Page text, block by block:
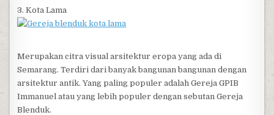
3. Kota Lama
Merupakan citra visual arsitektur eropa yang ada di
Semarang. Terdiri dari banyak bangunan bangunan dengan
arsitektur antik. Yang paling populer adalah Gereja GPIB
Immanuel atau yang lebih populer dengan sebutan Gereja
Blenduk.